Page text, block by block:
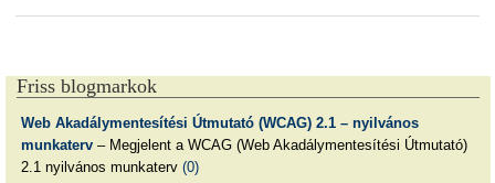
Friss blogmarkok
Web Akadálymentesítési Útmutató (WCAG) 2.1 – nyilvános
munkaterv– Megjelent a WCAG (Web Akadálymentesítési Útmutató)
2.1 nyilvános munkaterv (0)